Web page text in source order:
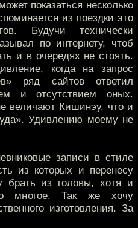
показаться несколько
из поездки это
Будучи технически
по интернету, чтоб
и в очередях не стоять.
когда на запрос
ряд сайтов ответил
и отсутствием оных.
величают Кишинэу, что и
Удивлению моему не
записи в стиле
из которых и перенесу
брать из головы, хотя и
многое. Так же хочу
изготовления. За